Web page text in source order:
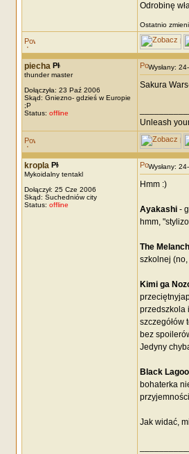
Odrobinę
Ostatnio
piecha
thunder master
Dołączyła: 23 Paź 2006
Skąd: Gniezno- gdzieś w Europie
;P
Status: offline
Wysłany:
Sakura
Unleash
kropla
Mykoidalny tentakl
Dołączył: 25 Cze 2006
Skąd: Suchedniów city
Status: offline
Wysłany:
Hmm :)
Ayakashi-
hmm,
The
szkolnej
Kimi ga
przedszkola
szczegółów
bez
Jedyny
Black
bohaterka
Jak widać,